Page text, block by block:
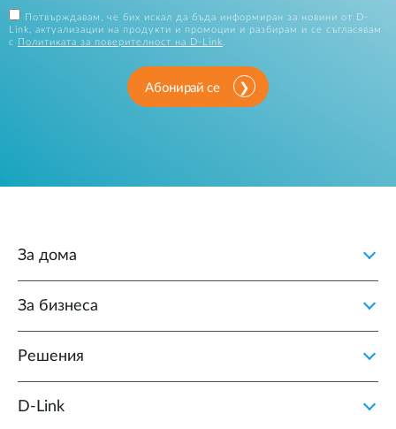
Потвърждавам, че бих искал да бъда информиран за новини от D-
Link, актуализации на продукти и промоции и разбирам и се съгласявам
с
Политиката за поверителност на D-Link
Абонирай се
За дома
За бизнеса
Решения
D‑Link